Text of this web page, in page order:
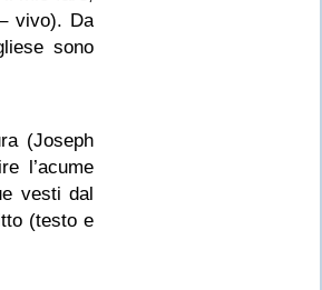
vivo). Da
sono
(Joseph
l’acume
vesti dal
(testo e